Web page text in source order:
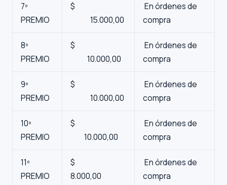
7º
PREMIO
$
15.000,00
En órdenes de
compra
8º
PREMIO
$
10.000,00
En órdenes de
compra
9º
PREMIO
$
10.000,00
En órdenes de
compra
10º
PREMIO
$
10.000,00
En órdenes de
compra
11º
PREMIO
$
8.000,00
En órdenes de
compra